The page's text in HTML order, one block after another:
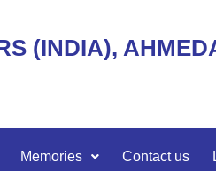
(INDIA),
Memories Contact us